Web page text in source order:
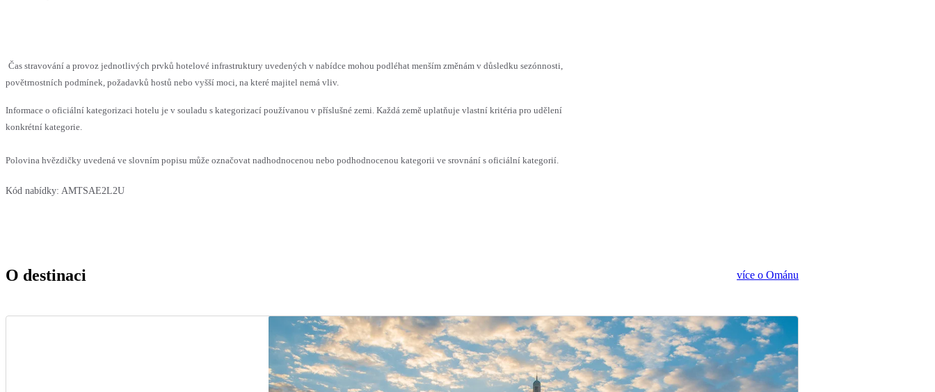
Čas stravování a provoz jednotlivých prvků hotelové infrastruktury uvedených v nabídce mohou podléhat menším změnám v důsledku sezónnosti,
povětrnostních podmínek, požadavků hostů nebo vyšší moci, na které majitel nemá vliv.
Informace o oficiální kategorizaci hotelu je v souladu s kategorizací používanou v příslušné zemi. Každá země uplatňuje vlastní kritéria pro udělení
konkrétní kategorie.
Polovina hvězdičky uvedená ve slovním popisu může označovat nadhodnocenou nebo podhodnocenou kategorii ve srovnání s oficiální kategorií.
Kód nabídky: AMTSAE2L2U
O destinaci více o Ománu